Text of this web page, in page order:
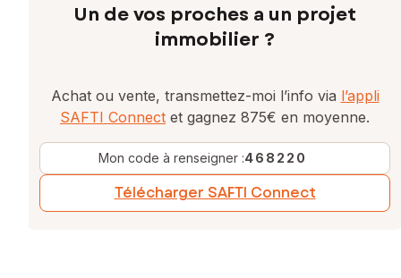
Un de vos proches a un projet
immobilier ?
Achat ou vente, transmettez-moi l’info via l’appli
SAFTI Connect et gagnez 875€ en moyenne.
Mon code à renseigner :468220
Télécharger SAFTI Connect